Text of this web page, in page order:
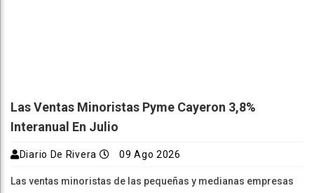
Las Ventas Minoristas Pyme Cayeron 3,8%
Interanual En Julio
Diario De Rivera 09 Ago 2026
Las ventas minoristas de las pequeñas y medianas empresas